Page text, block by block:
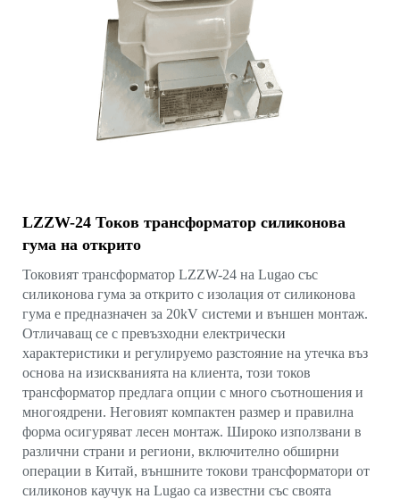
LZZW-24 Токов трансформатор силиконова
гума на открито
Токовият трансформатор LZZW-24 на Lugao със
силиконова гума за открито с изолация от силиконова
гума е предназначен за 20kV системи и външен монтаж.
Отличаващ се с превъзходни електрически
характеристики и регулируемо разстояние на утечка въз
основа на изискванията на клиента, този токов
трансформатор предлага опции с много съотношения и
многоядрени. Неговият компактен размер и правилна
форма осигуряват лесен монтаж. Широко използвани в
различни страни и региони, включително обширни
операции в Китай, външните токови трансформатори от
силиконов каучук на Lugao са известни със своята